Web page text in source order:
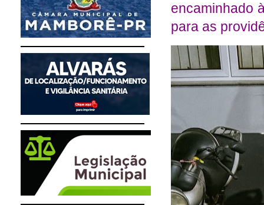
encaminhado
para as